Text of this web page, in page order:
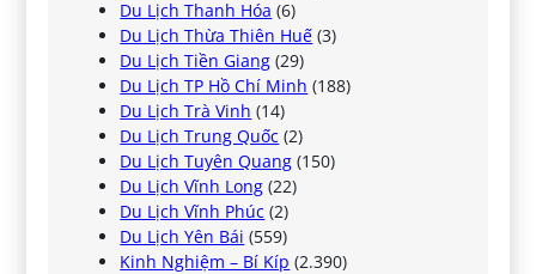
Du Lịch Thanh Hóa (6)
Du Lịch Thừa Thiên Huế (3)
Du Lịch Tiền Giang (29)
Du Lịch TP Hồ Chí Minh (188)
Du Lịch Trà Vinh (14)
Du Lịch Trung Quốc (2)
Du Lịch Tuyên Quang (150)
Du Lịch Vĩnh Long (22)
Du Lịch Vĩnh Phúc (2)
Du Lịch Yên Bái (559)
Kinh Nghiệm – Bí Kíp (2.390)